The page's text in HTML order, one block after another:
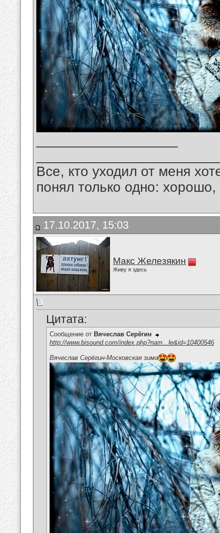
Все, кто уходил от меня
понял только одно:
17.10.2017, 15:03
Макс Железякин
Живу я здесь
Цитата:
Сообщение от Вячеслав Серёгин
http://www.bisound.com/index.php?nam...le&id=10400546
Вячеслав Серёгин-Московская зима